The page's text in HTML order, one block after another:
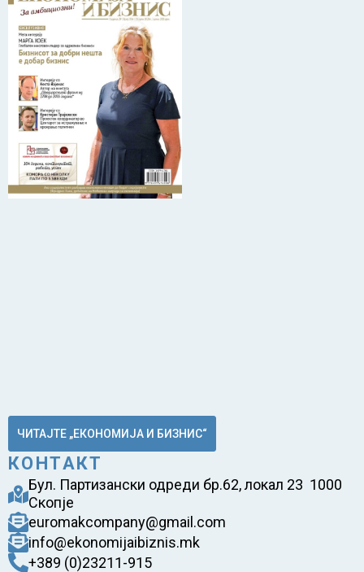
ЧИТАЈТЕ „ЕКОНОМИЈА И БИЗНИС“
КОНТАКТ
Бул. Партизански одреди бр.62, локал 23 1000
Скопје
euromakcompany@gmail.com
info@ekonomijaibiznis.mk
+389 (0)23211-915